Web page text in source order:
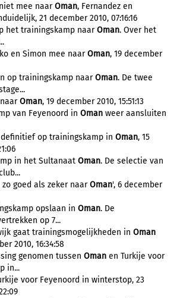
mee naarOman, Fernandez en
21 december 2010, 07:16:16
het trainingskamp naarOman. Over het
en Simon mee naarOman, 19 december
op trainingskamp naarOman. De twee
Oman, 19 december 2010, 15:51:13
van Feyenoord in Oman weer aansluiten
definitief op trainingskamp in Oman, 15
in het Sultanaat Oman. De selectie van
goed als zeker naarOman', 6 december
opslaan in Oman. De
op 7...
gaat trainingsmogelijkheden in Oman
2010, 16:34:58
genomen tussen Oman en Turkije voor
in...
voor Feyenoord in winterstop, 23